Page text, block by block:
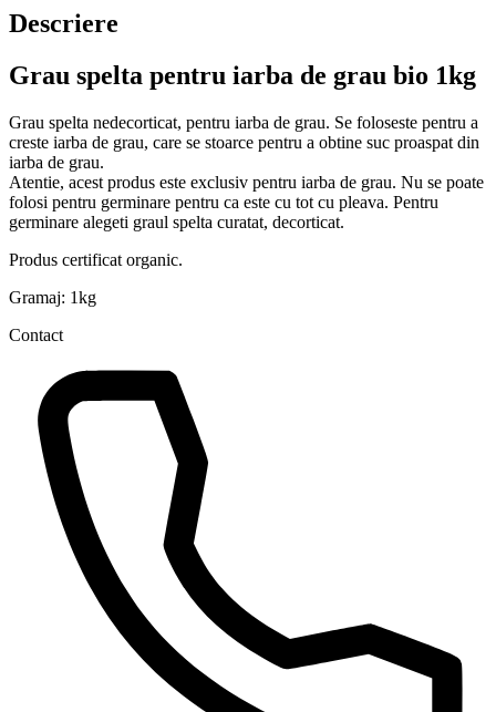
grau
1kg
Obio
Descriere
Grau spelta pentru iarba de grau bio 1kg
Grau spelta nedecorticat, pentru iarba de grau. Se foloseste pentru a
creste iarba de grau, care se stoarce pentru a obtine suc proaspat din
iarba de grau.
Atentie, acest produs este exclusiv pentru iarba de grau. Nu se poate
folosi pentru germinare pentru ca este cu tot cu pleava. Pentru
germinare alegeti graul spelta curatat, decorticat.
Produs certificat organic.
Gramaj: 1kg
Contact